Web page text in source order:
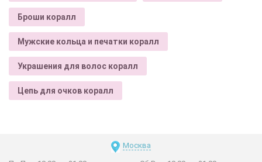
Броши коралл
Мужские кольца и печатки коралл
Украшения для волос коралл
Цепь для очков коралл
Москва